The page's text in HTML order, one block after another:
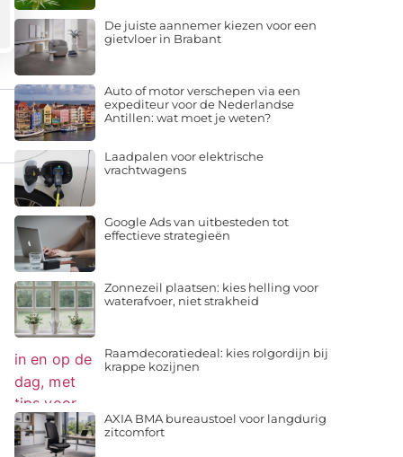
De juiste aannemer kiezen voor een
gietvloer in Brabant
Auto of motor verschepen via een
expediteur voor de Nederlandse
Antillen: wat moet je weten?
Laadpalen voor elektrische
vrachtwagens
Google Ads van uitbesteden tot
effectieve strategieën
Zonnezeil plaatsen: kies helling voor
waterafvoer, niet strakheid
Raamdecoratiedeal: kies rolgordijn bij
krappe kozijnen
AXIA BMA bureaustoel voor langdurig
zitcomfort